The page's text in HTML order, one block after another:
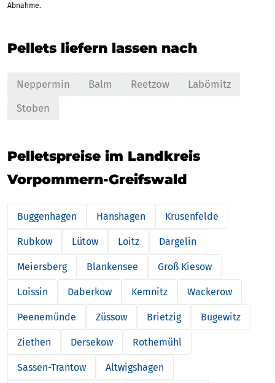
Abnahme.
Pellets liefern lassen nach
Neppermin Balm Reetzow
Labömitz
Stoben
Pelletspreise im Landkreis
Vorpommern-Greifswald
Buggenhagen Hanshagen Krusenfelde
Rubkow Lütow Loitz Dargelin
Meiersberg Blankensee Groß Kiesow
Loissin Daberkow Kemnitz Wackerow
Peenemünde Züssow Brietzig Bugewitz
Ziethen Dersekow Rothemühl
Sassen-Trantow Altwigshagen